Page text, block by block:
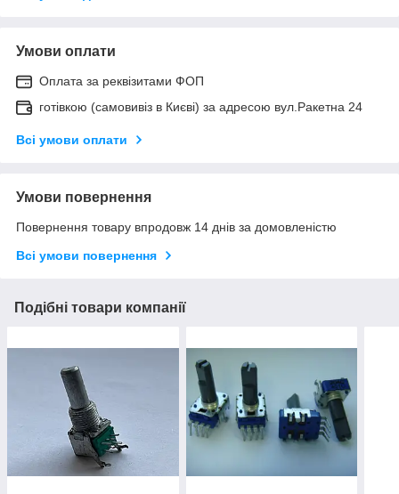
Умови оплати
Оплата за реквізитами ФОП
готівкою (самовивіз в Києві) за адресою вул.Ракетна 24
Всі умови оплати
Умови повернення
Повернення товару впродовж 14 днів за домовленістю
Всі умови повернення
Подібні товари компанії